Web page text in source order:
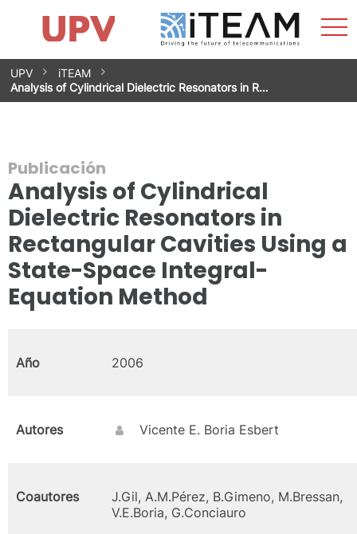
Saltar
contenido
Impacto
Grupos de investigación
Instalaciones
Spin-offs
Contacto
Prácticas
Noticias
Unidad de Igualdad
UPV
iTEAM
Analysis of Cylindrical Dielectric Resonators in R…
Publicación
Analysis of Cylindrical
Dielectric Resonators in
Rectangular Cavities Using a
State-Space Integral-
Equation Method
Año 2006
Autores Vicente E. Boria Esbert
Coautores
J.Gil, A.M.Pérez, B.Gimeno, M.Bressan,
V.E.Boria, G.Conciauro